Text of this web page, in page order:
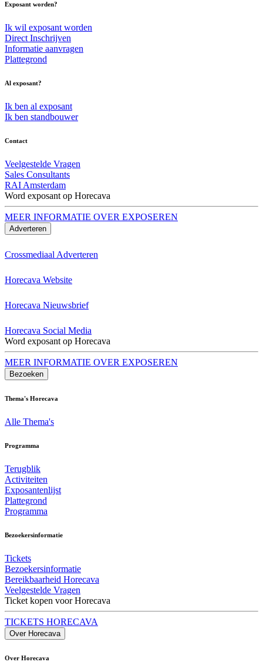
Exposant worden?
Ik wil exposant worden
Direct Inschrijven
Informatie aanvragen
Plattegrond
Al exposant?
Ik ben al exposant
Ik ben standbouwer
Contact
Veelgestelde Vragen
Sales Consultants
RAI Amsterdam
Word exposant op Horecava
MEER INFORMATIE OVER EXPOSEREN
Adverteren
Crossmediaal Adverteren
Horecava Website
Horecava Nieuwsbrief
Horecava Social Media
Word exposant op Horecava
MEER INFORMATIE OVER EXPOSEREN
Bezoeken
Thema's Horecava
Alle Thema's
Programma
Terugblik
Activiteiten
Exposantenlijst
Plattegrond
Programma
Bezoekersinformatie
Tickets
Bezoekersinformatie
Bereikbaarheid Horecava
Veelgestelde Vragen
Ticket kopen voor Horecava
TICKETS HORECAVA
Over Horecava
Over Horecava